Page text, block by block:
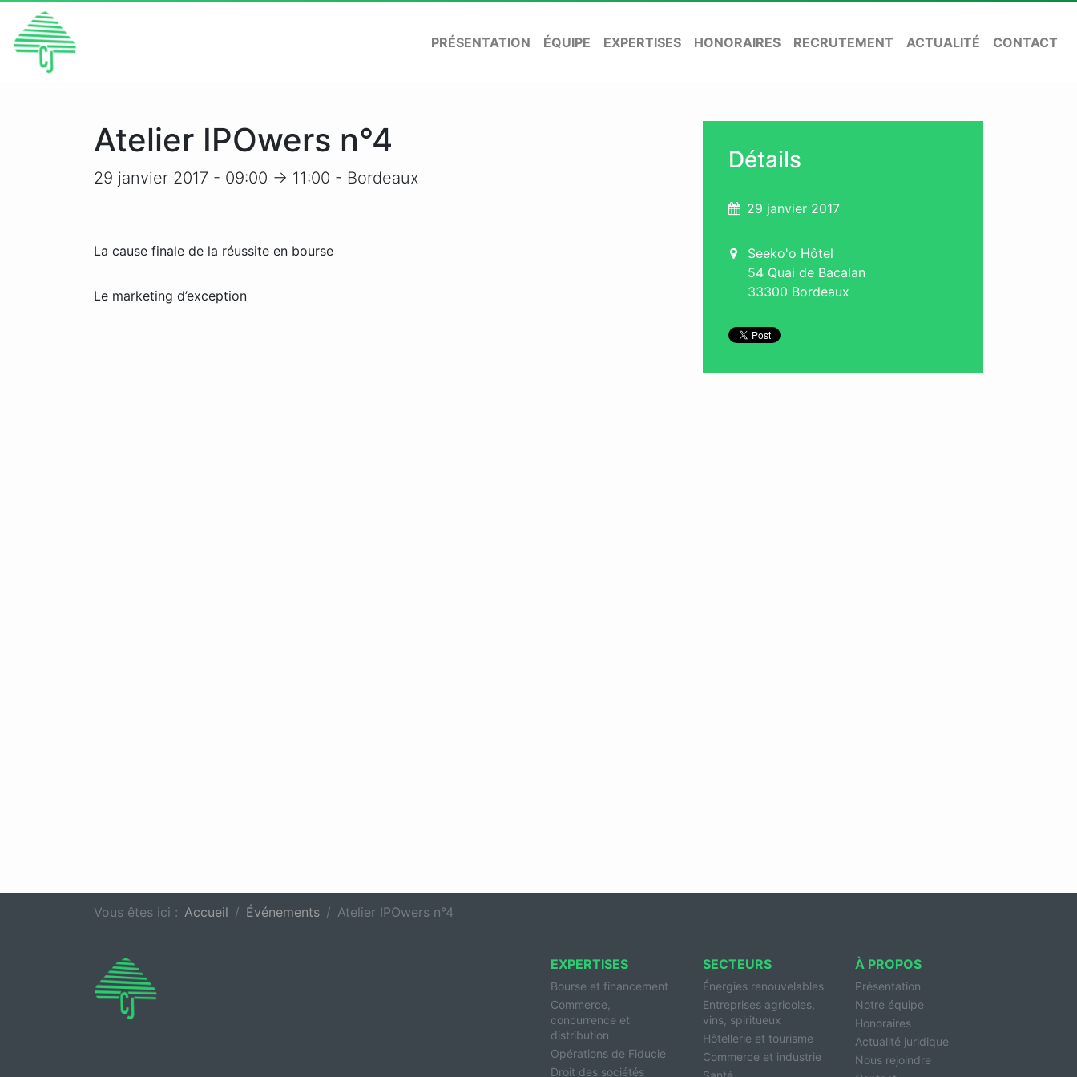
PRÉSENTATION ÉQUIPE EXPERTISES HONORAIRES RECRUTEMENT ACTUALITÉ CONTACT
Atelier IPOwers n°4
29 janvier 2017 - 09:00 -> 11:00 - Bordeaux
La cause finale de la réussite en bourse
Le marketing d’exception
Détails
29 janvier 2017
Seeko'o Hôtel
54 Quai de Bacalan
33300 Bordeaux
Vous êtes ici : Accueil Événements Atelier IPOwers n°4
EXPERTISES
Bourse et financement
Commerce,
concurrence et
distribution
Opérations de Fiducie
Droit des sociétés
SECTEURS
Énergies renouvelables
Entreprises agricoles,
vins, spiritueux
Hôtellerie et tourisme
Commerce et industrie
À PROPOS
Présentation
Notre équipe
Honoraires
Actualité juridique
Nous rejoindre